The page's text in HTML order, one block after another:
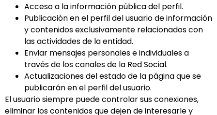
Acceso a la información pública del perfil.
Publicación en el perfil del usuario de información
y contenidos exclusivamente relacionados con
las actividades de la entidad.
Enviar mensajes personales e individuales a
través de los canales de la Red Social.
Actualizaciones del estado de la página que se
publicarán en el perfil del usuario.
El usuario siempre puede controlar sus conexiones,
eliminar los contenidos que dejen de interesarle y